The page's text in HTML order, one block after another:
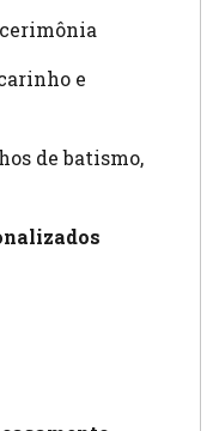
e
de batismo,